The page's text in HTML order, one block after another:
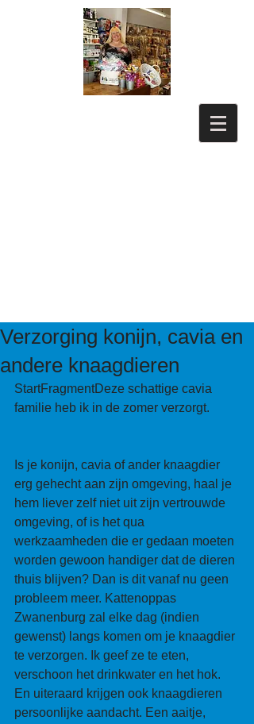
Verzorging konijn, cavia en
andere knaagdieren
StartFragmentDeze schattige cavia
familie heb ik in de zomer verzorgt.
Is je konijn, cavia of ander knaagdier
erg gehecht aan zijn omgeving, haal je
hem liever zelf niet uit zijn vertrouwde
omgeving, of is het qua
werkzaamheden die er gedaan moeten
worden gewoon handiger dat de dieren
thuis blijven? Dan is dit vanaf nu geen
probleem meer. Kattenoppas
Zwanenburg zal elke dag (indien
gewenst) langs komen om je knaagdier
te verzorgen. Ik geef ze te eten,
verschoon het drinkwater en het hok.
En uiteraard krijgen ook knaagdieren
persoonlijke aandacht. Een aaitje,